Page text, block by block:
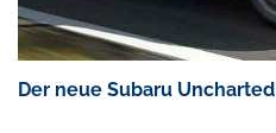
Der neue Subaru Uncharted